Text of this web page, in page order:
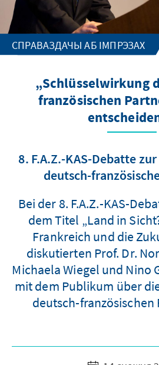
СПРАВАЗДАЧЫ АБ ІМПРЭЗАХ
„Schlüsselwirkung
französischen
8. F.A.Z.-KAS-Debatte
deutsch-
Bei der 8. F.A.Z.-KAS-
dem Titel „Land in
Frankreich und die
diskutierten Prof. Dr.
Michaela Wiegel und Nino
mit dem Publikum über
deutsch-französischen